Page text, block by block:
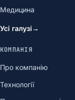
Медицина
Усі галузі→
КОМПАНІЯ
Про компанію
Технології